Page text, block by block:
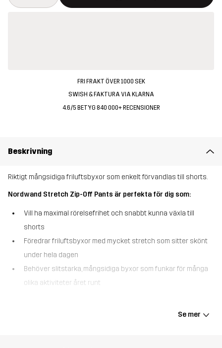
FRI FRAKT ÖVER 1000 SEK
SWISH & FAKTURA VIA KLARNA
4.6/5 BETYG 840 000+ RECENSIONER
Beskrivning
Riktigt mångsidiga friluftsbyxor som enkelt förvandlas till shorts.
Nordwand Stretch Zip-Off Pants är perfekta för dig som:
Vill ha maximal rörelsefrihet och snabbt kunna växla till
shorts
Föredrar friluftsbyxor med mycket stretch som sitter skönt
under hela dagen
Behöver slitstarka, mångsidiga byxor som funkar för många
olika aktiviteter året runt
kunna anpassa dig efter vädret. Friluftsbyxorna är tillverkade i ett
Se mer